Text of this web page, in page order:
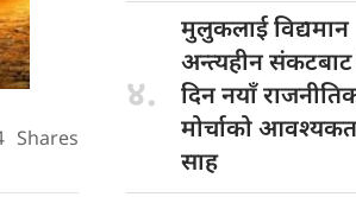
Shares
४.
मुलुकलाई विद्यमान
अन्त्यहीन
दिन नयाँ
मोर्चाको
साह